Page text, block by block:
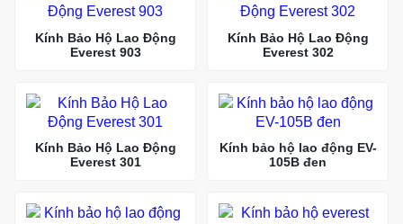
Kính Bảo Hộ Lao Động
Everest 903
Kính Bảo Hộ Lao Động
Everest 302
Kính Bảo Hộ Lao Động
Everest 301
Kính bảo hộ lao động EV-
105B đen